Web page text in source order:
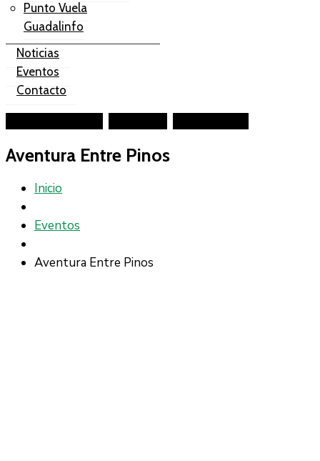
Punto Vuela
Guadalinfo
Noticias
Eventos
Contacto
Aventura Entre Pinos
Inicio
Eventos
Aventura Entre Pinos